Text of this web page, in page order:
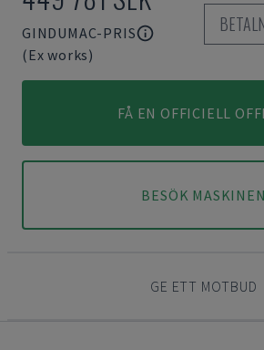
GINDUMAC-PRIS
(Ex works)
FÅ EN OFFICIELL
BESÖK MASKINEN
GE ETT MOTBUD